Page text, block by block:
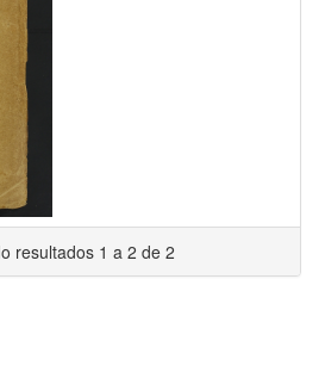
resultados 1 a 2 de 2